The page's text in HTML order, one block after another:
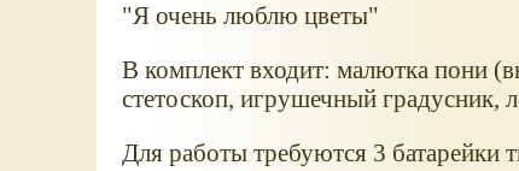
"Я очень люблю цветы"
В комплект входит: малютка пони
стетоскоп, игрушечный градусник,
Для работы требуются 3 батарейки